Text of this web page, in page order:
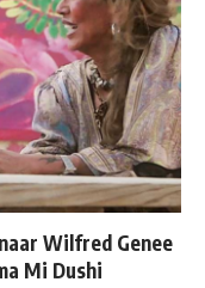
Wilfred Genee
Mi Dushi